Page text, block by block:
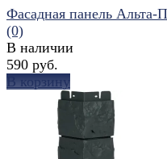
избранное сравнить
Фасадная панель
(0)
В наличии
590 руб.
В корзину